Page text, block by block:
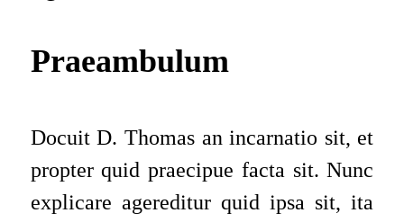
Praeambulum
Docuit D. Thomas an incarnatio sit, et
propter quid praecipue facta sit. Nunc
explicare agereditur quid ipsa sit, ita